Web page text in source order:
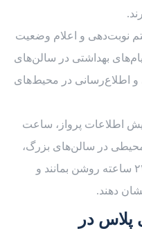
نوبت‌دهی و اعلام وضعیت
بهداشتی در سالن‌های
و اطلاع‌رسانی در محیط‌های
اطلاعات پرواز، ساعت
در سالن‌های بزرگ،
نیازمند نمایشگرهایی است که بتوانند ۲۴ ساعته روشن بمانند و
دهند.
پلاس در